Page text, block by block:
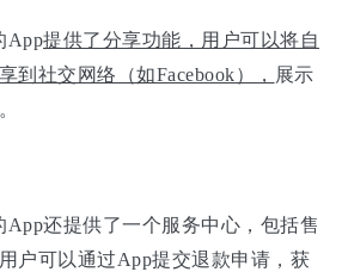
App提供了分享功能，用户可以将自
到社交网络（如Facebook）， 展示
App还提供了一个服务中心，包括售
户可以通过App提交退款申请，获